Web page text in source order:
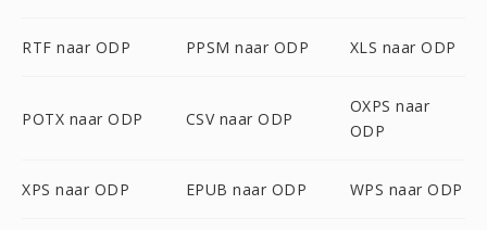
RTF naar ODP PPSM naar ODP XLS naar ODP
POTX naar ODP CSV naar ODP
OXPS naar
ODP
XPS naar ODP EPUB naar ODP WPS naar ODP